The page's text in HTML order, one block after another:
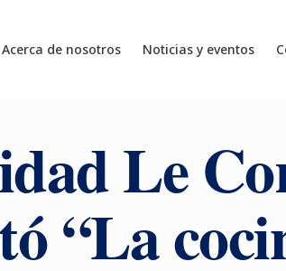
Acerca de nosotros Noticias y eventos
Le
“La